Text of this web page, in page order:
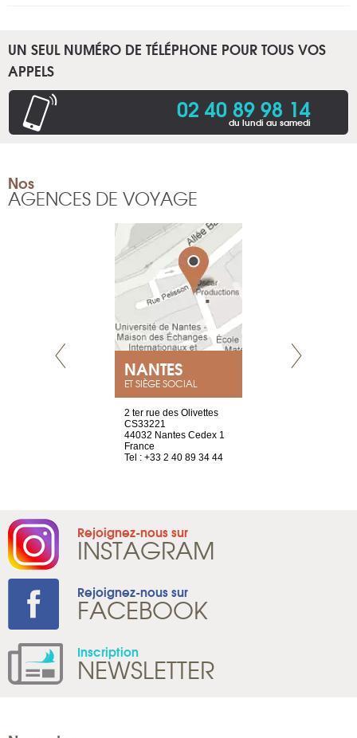
UN SEUL NUMÉRO DE TÉLÉPHONE POUR TOUS VOS
APPELS
02 40 89 98 14
du lundi au samedi
Nos
AGENCES DE VOYAGE
NANTES
ET SIÈGE SOCIAL
2 ter rue des Olivettes
CS33221
44032 Nantes Cedex 1
France
Tel : +33 2 40 89 34 44
Rejoignez-nous sur
INSTAGRAM
Rejoignez-nous sur
FACEBOOK
Inscription
NEWSLETTER